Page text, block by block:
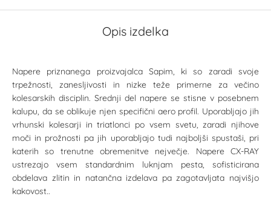
Opis izdelka
Napere priznanega proizvajalca Sapim, ki so zaradi svoje
trpežnosti, zanesljivosti in nizke teže primerne za večino
kolesarskih disciplin. Srednji del napere se stisne v posebnem
kalupu, da se oblikuje njen specifični aero profil. Uporabljajo jih
vrhunski kolesarji in triatlonci po vsem svetu, zaradi njihove
moči in prožnosti pa jih uporabljajo tudi najboljši spustaši, pri
katerih so trenutne obremenitve nejvečje. Napere CX-RAY
ustrezajo vsem standardnim luknjam pesta, sofisticirana
obdelava zlitin in natančna izdelava pa zagotavljata najvišjo
kakovost..